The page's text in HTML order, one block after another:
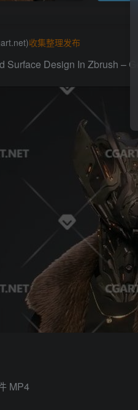
收集整理发布
Surface Design In Zbrush –
MP4